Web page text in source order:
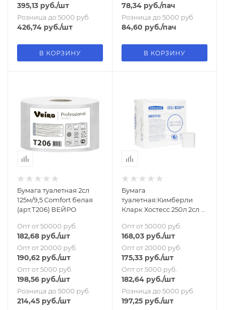
395,13 руб./шт
Розница до 5000 руб.
426,74 руб./шт
В КОРЗИНУ
78,34 руб./пач
Розница до 5000 руб.
84,60 руб./пач
В КОРЗИНУ
Бумага туалетная 2сл
125м/9,5 Comfort белая
(арт.Т206) ВЕЙРО
Опт от 50000 руб.
182,68 руб./шт
Опт от 20000 руб.
190,62 руб./шт
Опт от 5000 руб.
198,56 руб./шт
Розница до 5000 руб.
214,45 руб./шт
Бумага
туалетная:Кимберли
Кларк Хостесс 250л 2сл V
Опт от 50000 руб.
168,03 руб./шт
Опт от 20000 руб.
175,33 руб./шт
Опт от 5000 руб.
182,64 руб./шт
Розница до 5000 руб.
197,25 руб./шт